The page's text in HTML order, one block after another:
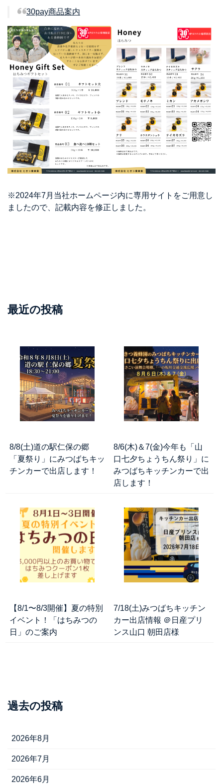
30pay商品案内
※2024年7月当社ホームページ内に専用サイトをご用意し
ましたので、記載内容を修正しました。
最近の投稿
8/8(土)道の駅仁保の郷
「夏祭り」にみつばちキッ
チンカーで出店します！
8/6(木)＆7(金)今年も「山
口七夕ちょうちん祭り」に
みつばちキッチンカーで出
店します！
【8/1〜8/3開催】夏の特別
イベント！「はちみつの
日」のご案内
7/18(土)みつばちキッチン
カー出店情報 ＠日産プリ
ンス山口 朝田店様
過去の投稿
2026年8月
2026年7月
2026年6月